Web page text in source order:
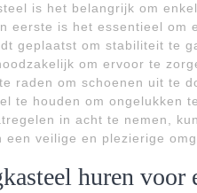
is het belangrijk om
eerste is het essentieel om
geplaatst om stabiliteit te
om ervoor te
raden om schoenen uit te
te houden om ongelukken
in acht te nemen,
veilige en plezierige
huren voor